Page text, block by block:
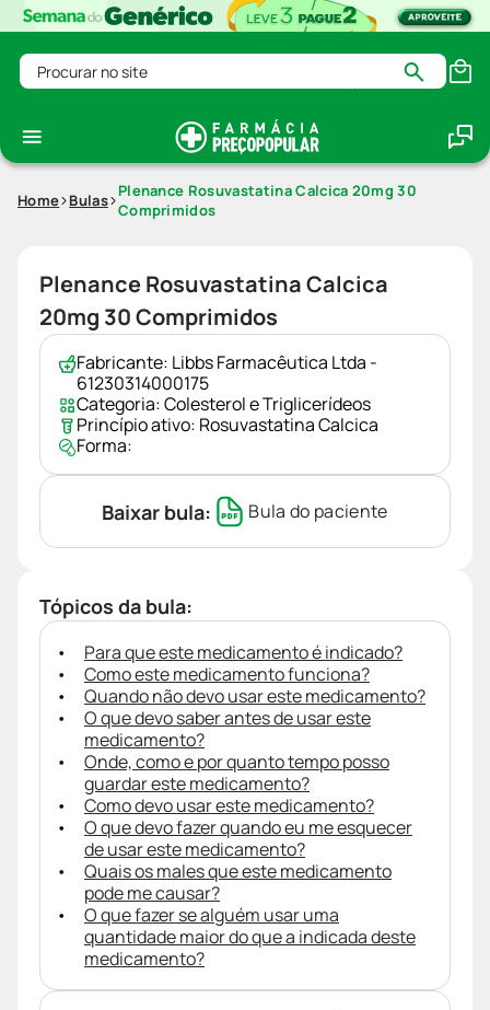
Procurar no site
Home Bulas Plenance Rosuvastatina Calcica 20mg 30
Comprimidos
Plenance Rosuvastatina Calcica
20mg 30 Comprimidos
Fabricante: Libbs Farmacêutica Ltda -
61230314000175
Categoria:Colesterol e Triglicerídeos
Princípio ativo: Rosuvastatina Calcica
Forma:
Baixar bula: Bula do paciente
Tópicos da bula:
Para que este medicamento é indicado?
Como este medicamento funciona?
Quando não devo usar este medicamento?
O que devo saber antes de usar este
medicamento?
Onde, como e por quanto tempo posso
guardar este medicamento?
Como devo usar este medicamento?
O que devo fazer quando eu me esquecer
de usar este medicamento?
Quais os males que este medicamento
pode me causar?
O que fazer se alguém usar uma
quantidade maior do que a indicada deste
medicamento?